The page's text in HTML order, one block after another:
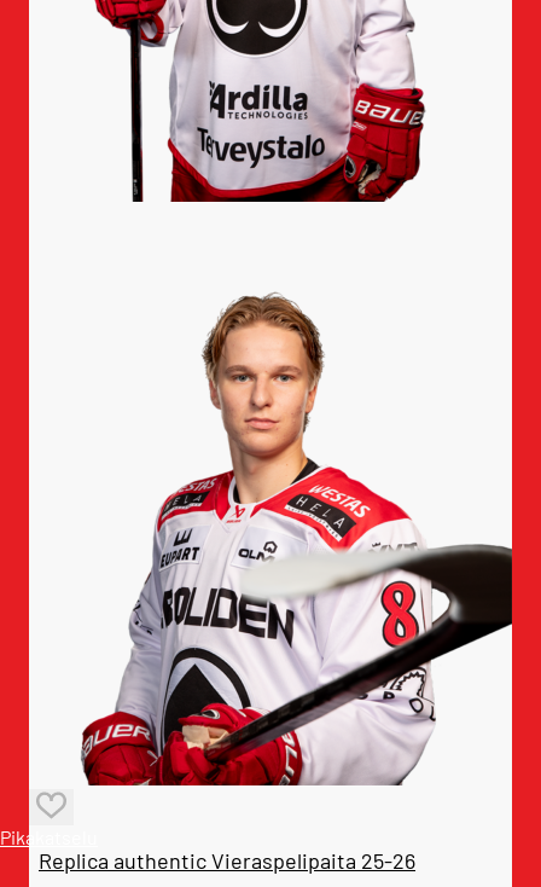
Pikakatselu
Replica authentic Vieraspelipaita 25-26